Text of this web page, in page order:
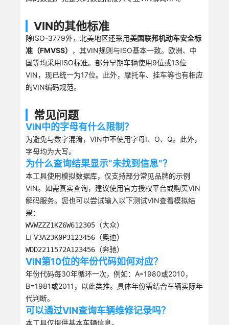
VIN的其他标准
除ISO-3779外，北美地区还采用美国联邦机动车安全标
准（FMVSS）
，其VIN规则与ISO基本一致。欧洲、中
国等均采用ISO标准。部分早期车辆使用9位或13位
VIN，现已统一为17位。此外，摩托车、挂车等也有相应
的VIN编码规范。
常见问题
VIN中的字母有什么限制？
为避免与数字混淆，VIN中不使用字母I、O、Q。此外，
字母均为大写。
为什么查询结果显示“未找到信息”？
本工具使用模拟数据库，仅支持部分常见品牌的示例
VIN。如需真实查询，建议使用官方授权平台或购买VIN
解码服务。您也可以尝试输入以下测试VIN查看模拟结
果：
WVWZZZ1KZ6W612305 （大众）
LFV3A23K0P3123456 （奥迪）
WDD2211572A123456 （奔驰）
VIN第10位的年份代码如何对应？
年份代码每30年循环一次，例如：A=1980或2010，
B=1981或2011，以此类推。具体年份需结合车辆实际年
代判断。
可以通过VIN查询车辆维修记录吗？
本工具仅提供基本车辆信息。